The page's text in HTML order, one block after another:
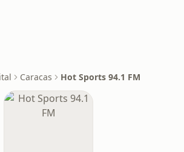
Caracas Hot Sports 94.1 FM